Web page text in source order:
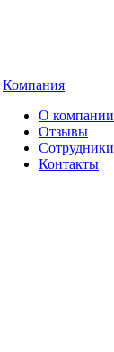
Компания
О компании
Отзывы
Сотрудники
Контакты